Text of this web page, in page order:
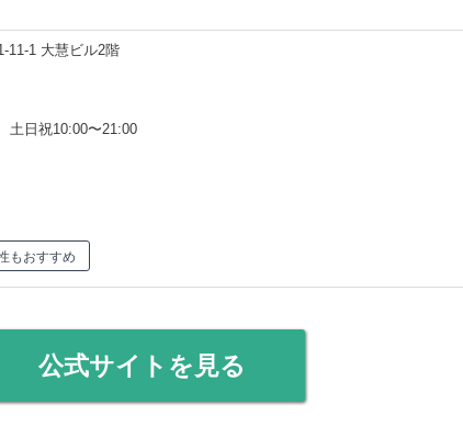
11-1 大慧ビル2階
土日祝10:00〜21:00
もおすすめ
公式サイトを見る